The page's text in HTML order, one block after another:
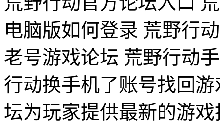
电脑版如何登录 荒野行
老号游戏论坛 荒野行动
行动换手机了账号找回
坛为玩家提供最新的游